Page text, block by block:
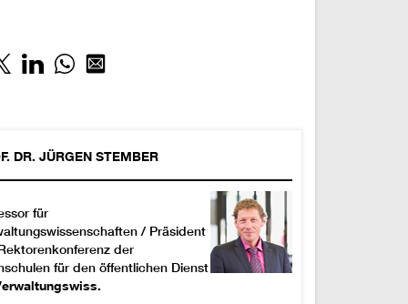
DR. JÜRGEN STEMBER
für
/ Präsident
der
für den öffentlichen Dienst